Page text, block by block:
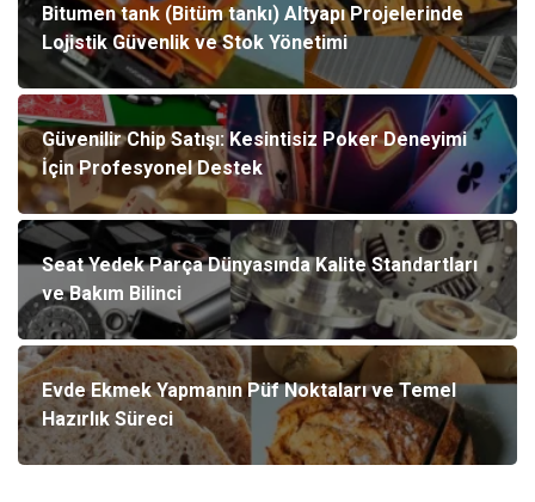
Bitumen tank (Bitüm tankı) Altyapı Projelerinde
Lojistik Güvenlik ve Stok Yönetimi
Güvenilir Chip Satışı: Kesintisiz Poker Deneyimi
İçin Profesyonel Destek
Seat Yedek Parça Dünyasında Kalite Standartları
ve Bakım Bilinci
Evde Ekmek Yapmanın Püf Noktaları ve Temel
Hazırlık Süreci